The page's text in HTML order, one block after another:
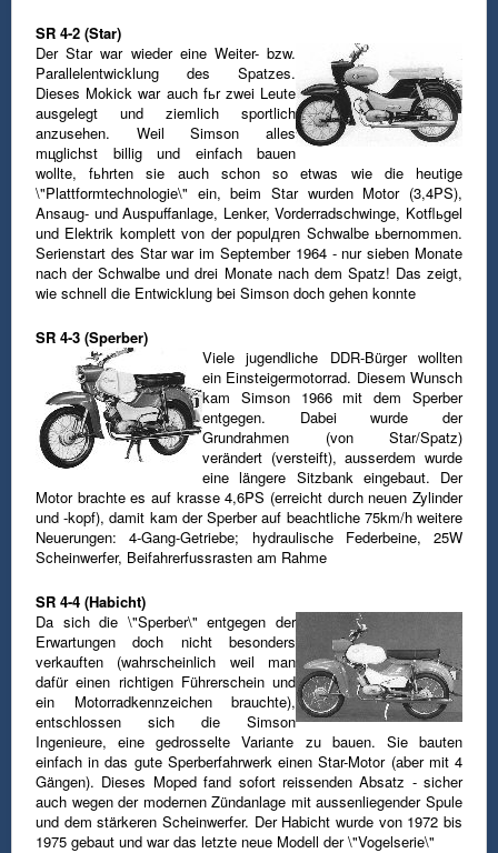
SR 4-2 (Star)
Der Star war wieder eine Weiter- bzw.
Parallelentwicklung des Spatzes.
Dieses Mokick war auch fьr zwei Leute
ausgelegt und ziemlich sportlich
anzusehen. Weil Simson alles
mцglichst billig und einfach bauen
wollte, fьhrten sie auch schon so etwas wie die heutige
\"Plattformtechnologie\" ein, beim Star wurden Motor (3,4PS),
Ansaug- und Auspuffanlage, Lenker, Vorderradschwinge, Kotflьgel
und Elektrik komplett von der populдren Schwalbe ьbernommen.
Serienstart des Star war im September 1964 - nur sieben Monate
nach der Schwalbe und drei Monate nach dem Spatz! Das zeigt,
wie schnell die Entwicklung bei Simson doch gehen konnte
SR 4-3 (Sperber)
Viele jugendliche DDR-Bürger wollten
ein Einsteigermotorrad. Diesem Wunsch
kam Simson 1966 mit dem Sperber
entgegen. Dabei wurde der
Grundrahmen (von Star/Spatz)
verändert (versteift), ausserdem wurde
eine längere Sitzbank eingebaut. Der
Motor brachte es auf krasse 4,6PS (erreicht durch neuen Zylinder
und -kopf), damit kam der Sperber auf beachtliche 75km/h weitere
Neuerungen: 4-Gang-Getriebe; hydraulische Federbeine, 25W
Scheinwerfer, Beifahrerfussrasten am Rahme
SR 4-4 (Habicht)
Da sich die \"Sperber\" entgegen der
Erwartungen doch nicht besonders
verkauften (wahrscheinlich weil man
dafür einen richtigen Führerschein und
ein Motorradkennzeichen brauchte),
entschlossen sich die Simson
Ingenieure, eine gedrosselte Variante zu bauen. Sie bauten
einfach in das gute Sperberfahrwerk einen Star-Motor (aber mit 4
Gängen). Dieses Moped fand sofort reissenden Absatz - sicher
auch wegen der modernen Zündanlage mit aussenliegender Spule
und dem stärkeren Scheinwerfer. Der Habicht wurde von 1972 bis
1975 gebaut und war das letzte neue Modell der \"Vogelserie\"